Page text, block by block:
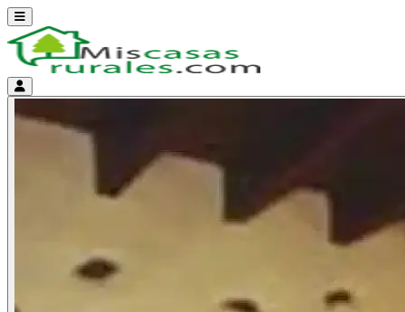
Abrir menú
Menú de cuenta